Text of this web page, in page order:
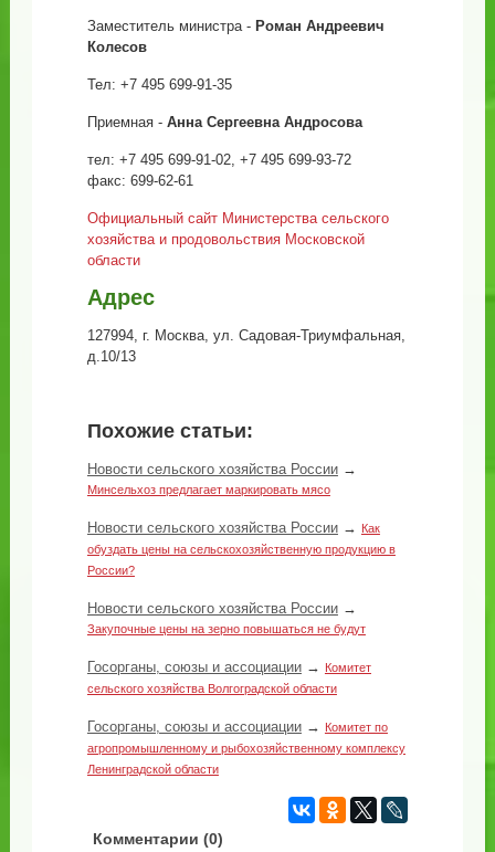
Заместитель министра - Роман Андреевич
Колесов
Тел: +7 495 699-91-35
Приемная - Анна Сергеевна Андросова
тел: +7 495 699-91-02, +7 495 699-93-72
факс: 699-62-61
Официальный сайт Министерства сельского
хозяйства и продовольствия Московской
области
Адрес
127994, г. Москва, ул. Садовая-Триумфальная,
д.10/13
Похожие статьи:
Новости сельского хозяйства России→
Минсельхоз предлагает маркировать мясо
Новости сельского хозяйства России→ Как
обуздать цены на сельскохозяйственную продукцию в
России?
Новости сельского хозяйства России→
Закупочные цены на зерно повышаться не будут
Госорганы, союзы и ассоциации→ Комитет
сельского хозяйства Волгоградской области
Госорганы, союзы и ассоциации→ Комитет по
агропромышленному и рыбохозяйственному комплексу
Ленинградской области
Комментарии (0)